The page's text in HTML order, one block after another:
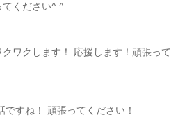
てください^ ^
クワクします！ 応援します！頑張って
ですね！ 頑張ってください！